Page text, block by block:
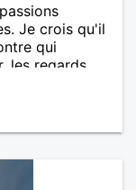
Je crois qu'il
qui
les regards
apaisent,
parlons-